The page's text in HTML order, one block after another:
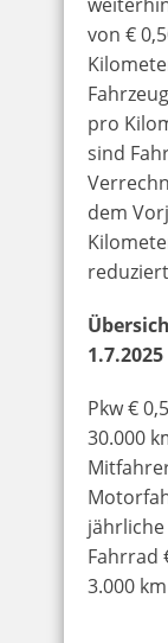
von €
pro
sind
dem
1.7.2025
Pkw €
30.000
jährliche
Fahrrad
3.000 km